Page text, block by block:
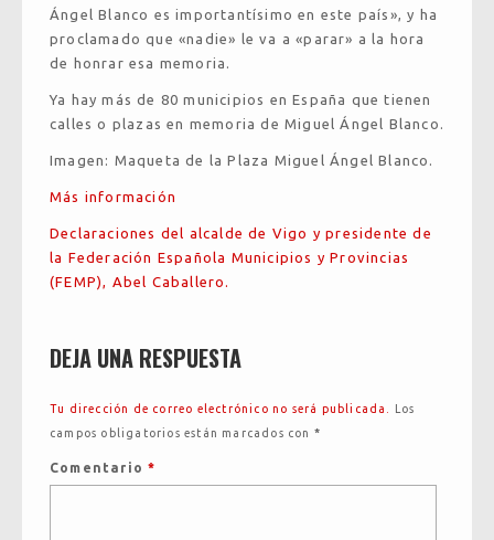
Ángel Blanco es importantísimo en este país», y ha
proclamado que «nadie» le va a «parar» a la hora
de honrar esa memoria.
Ya hay más de 80 municipios en España que tienen
calles o plazas en memoria de Miguel Ángel Blanco.
Imagen: Maqueta de la Plaza Miguel Ángel Blanco.
Más información
Declaraciones del alcalde de Vigo y presidente de
la Federación Española Municipios y Provincias
(FEMP), Abel Caballero.
DEJA UNA RESPUESTA
Tu dirección de correo electrónico no será publicada.
Los
campos obligatorios están marcados con *
Comentario*